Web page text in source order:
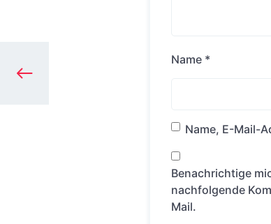
Name *
Name, E-Mail-
Benachrichtige
nachfolgende
Mail.